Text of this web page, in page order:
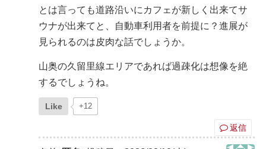
とは言っても道路沿いにカフェが新しく出来てサ
ウナが出来てと、自動車利用者を前提に？進展が
見られるのは皮肉な話でしょうか。
山奥の久留里線エリアであれば過疎化は想像を絶
するでしょうね。
Like +12
返信